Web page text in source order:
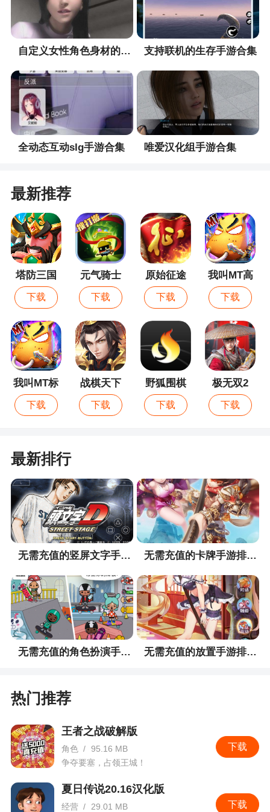
家能够沉浸式体验模拟驾驶乐趣。欢迎大家下载欧
卡模拟器游戏
3、这里面的任务都是蛮多的，因此会推出超多
自定义女性角色身材的手游合集 支持联机的生存手游合集
全动态互动slg手游合集 唯爱汉化组手游合集
最新推荐
塔防三国
志Ⅱ
下载
元气骑士
下载
原始征途
下载
我叫MT高
清版
下载
我叫MT标
准版
下载
战棋天下
下载
野狐围棋
下载
极无双2
下载
最新排行
无需充值的竖屏文字手游排行榜 无需充值的卡牌手游排行榜
无需充值的角色扮演手游排行榜 无需充值的放置手游排行榜
热门推荐
下载
王者之战破解版
角色 / 95.16 MB
争夺要塞，占领王城！
下载
夏日传说20.16汉化版
经营 /
29.01 MB